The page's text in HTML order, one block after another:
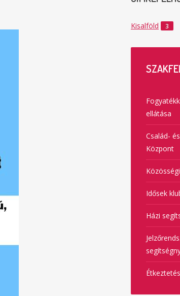
Kisalföld 3
ellátása
Család-
Központ
Idősek
Házi
Étkeztetés